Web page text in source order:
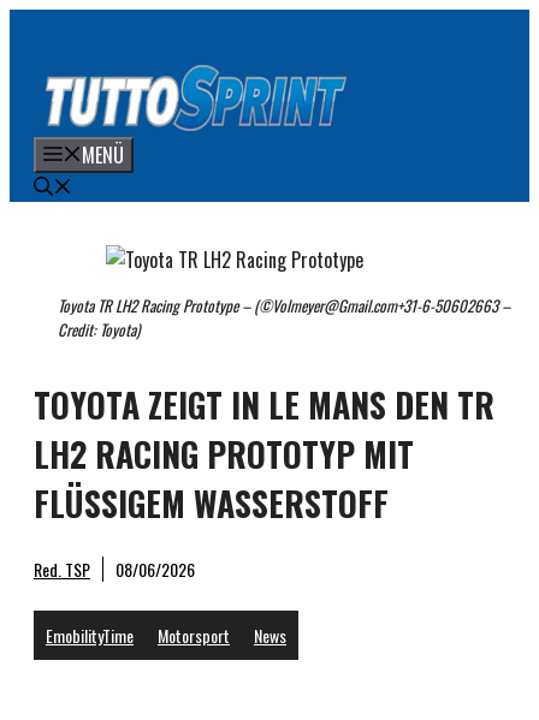
springen
MENÜ
TOYOTA ZEIGT IN LE MANS DEN TR
LH2 RACING PROTOTYP MIT
FLÜSSIGEM WASSERSTOFF
Red. TSP 08/06/2026
EmobilityTime Motorsport News
Toyota TR LH2 Racing Prototype – (©Volmeyer@Gmail.com+31-6-50602663 –
Credit: Toyota)